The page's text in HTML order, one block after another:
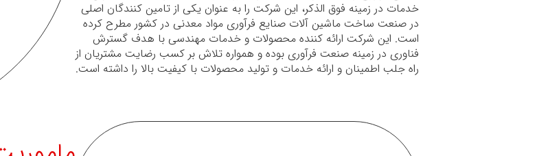
خدمات در زمینه فوق الذکر، این شرکت را به عنوان یکی از تامین کنندگان اصلی
در صنعت ساخت ماشین آلات صنایع فرآوری مواد معدنی در کشور مطرح کرده
است. این شرکت ارائه کننده محصولات و خدمات مهندسی با هدف گسترش
فناوری در زمینه صنعت فرآوری بوده و همواره تلاش بر کسب رضایت مشتریان از
راه جلب اطمینان و ارائه خدمات و تولید محصولات با کیفیت بالا را داشته است.